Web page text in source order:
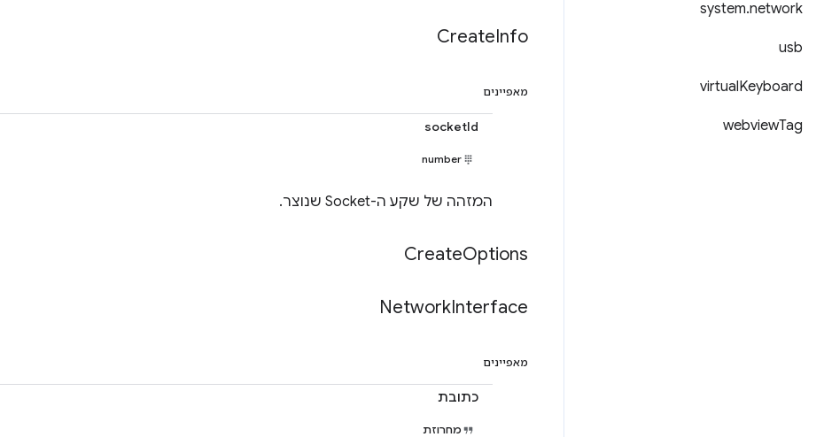
system.network
usb
virtualKeyboard
webviewTag
CreateInfo
מאפיינים
socketId
number
המזהה של שקע ה-Socket שנוצר.
CreateOptions
NetworkInterface
מאפיינים
כתובת
מחרוזת